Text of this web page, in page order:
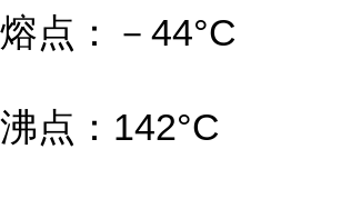
熔点：－44°C
沸点：142°C